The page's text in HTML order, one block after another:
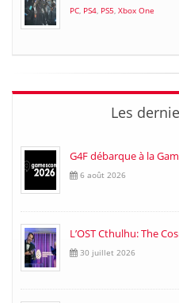
PC, PS4, PS5, Xbox One
Les
G4F débarque à la
6 août 2026
L’OST Cthulhu: The
30 juillet 2026